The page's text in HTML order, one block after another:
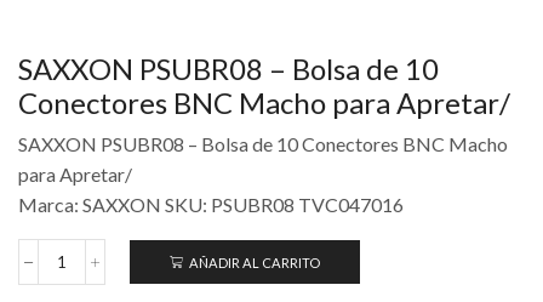
SAXXON PSUBR08 – Bolsa de 10
Conectores BNC Macho para Apretar/
SAXXON PSUBR08 – Bolsa de 10 Conectores BNC Macho
para Apretar/
Marca: SAXXON SKU: PSUBR08 TVC047016
AÑADIR AL CARRITO